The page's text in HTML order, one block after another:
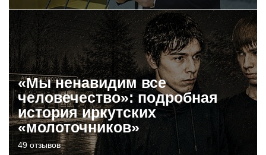
«Мы ненавидим все
человечество»: подробная
история иркутских
«молоточников»
49 отзывов